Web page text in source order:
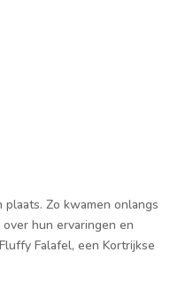
Zo kwamen onlangs
hun ervaringen en
Falafel, een Kortrijkse